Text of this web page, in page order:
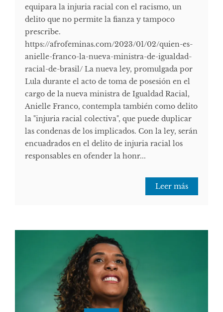
equipara la injuria racial con el racismo, un
delito que no permite la fianza y tampoco
prescribe.
https://afrofeminas.com/2023/01/02/quien-es-
anielle-franco-la-nueva-ministra-de-igualdad-
racial-de-brasil/ La nueva ley, promulgada por
Lula durante el acto de toma de posesión en el
cargo de la nueva ministra de Igualdad Racial,
Anielle Franco, contempla también como delito
la "injuria racial colectiva", que puede duplicar
las condenas de los implicados. Con la ley, serán
encuadrados en el delito de injuria racial los
responsables en ofender la honr...
Leer más